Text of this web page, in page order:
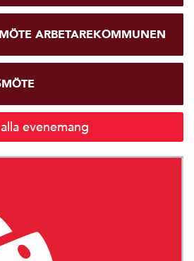
ARBETAREKOMMUNEN
evenemang